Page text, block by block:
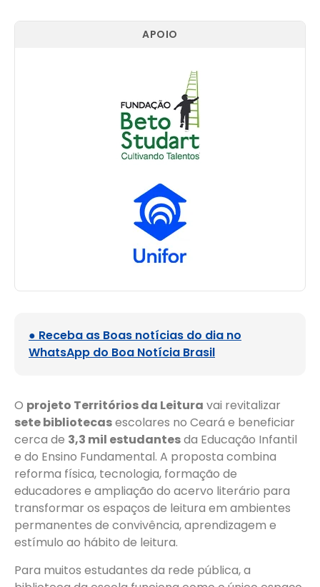
APOIO
● Receba as Boas notícias do dia no
WhatsApp do Boa Notícia Brasil
O projeto Territórios da Leitura vai revitalizar
sete bibliotecasescolares no Ceará e beneficiar
cerca de 3,3 mil estudantesda Educação Infantil
e do Ensino Fundamental. A proposta combina
reforma física, tecnologia, formação de
educadores e ampliação do acervo literário para
transformar os espaços de leitura em ambientes
permanentes de convivência, aprendizagem e
estímulo ao hábito de leitura.
Para muitos estudantes da rede pública, a